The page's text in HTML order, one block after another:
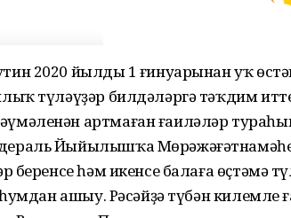
2020 йылдың 1 ғинуарынан уҡ
түләүҙәр билдәләргә тәҡдим
артмаған ғаиләләр
Йыйылышҡа
беренсе һәм икенсе балаға өҫтәмә
һумдан ашыу. Рәсәйҙә түбән килемле